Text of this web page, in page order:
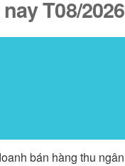
T08/2026
bán hàng thu ngân